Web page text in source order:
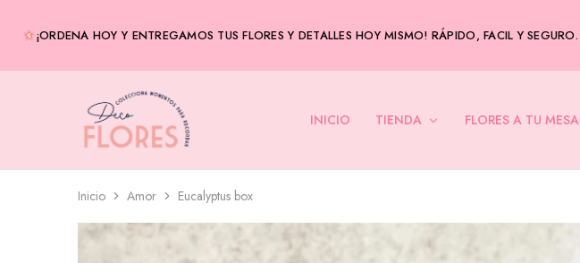
¡ORDENA HOY Y ENTREGAMOS TUS FLORES Y DETALLES HOY MISMO! RÁPIDO, FACIL Y SEGURO.
Decoflores
Panamá
Envía
flores
domicilio
Entregas
mismo
día-
INICIO TIENDA FLORES A TU MESA
Inicio Amor Eucalyptus box